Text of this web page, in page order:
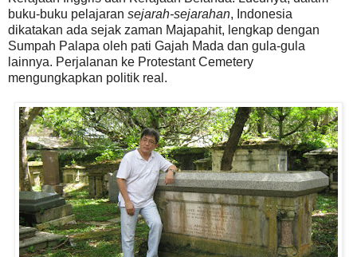
buku-buku pelajaran sejarah-sejarahan, Indonesia
dikatakan ada sejak zaman Majapahit, lengkap dengan
Sumpah Palapa oleh pati Gajah Mada dan gula-gula
lainnya. Perjalanan ke Protestant Cemetery
mengungkapkan politik real.